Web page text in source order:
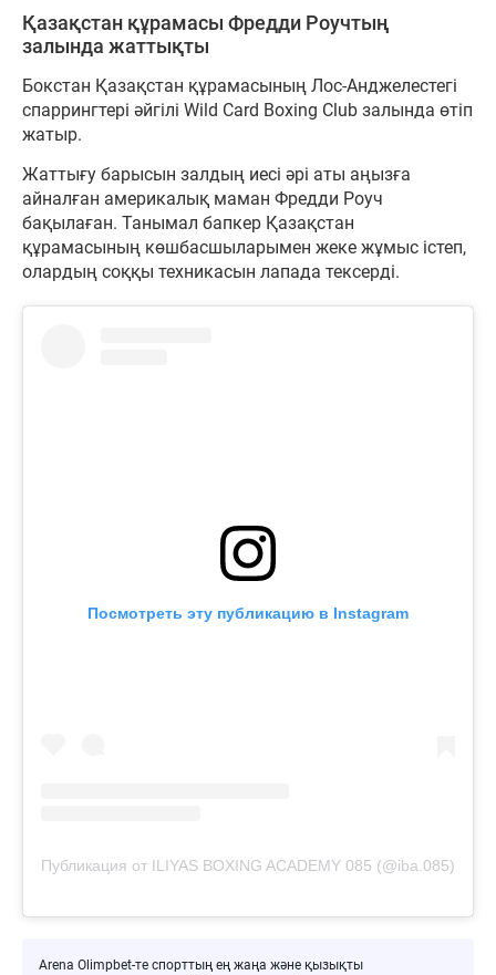
Қазақстан құрамасы Фредди Роучтың
залында жаттықты
Бокстан Қазақстан құрамасының Лос-Анджелестегі
спаррингтері әйгілі Wild Card Boxing Club залында өтіп
жатыр.
Жаттығу барысын залдың иесі әрі аты аңызға
айналған америкалық маман Фредди Роуч
бақылаған. Танымал бапкер Қазақстан
құрамасының көшбасшыларымен жеке жұмыс істеп,
олардың соққы техникасын лапада тексерді.
Посмотреть эту публикацию в Instagram
Публикация от ILIYAS BOXING ACADEMY 085 (@iba.085)
Arena Olimpbet-те спорттың ең жаңа және қызықты